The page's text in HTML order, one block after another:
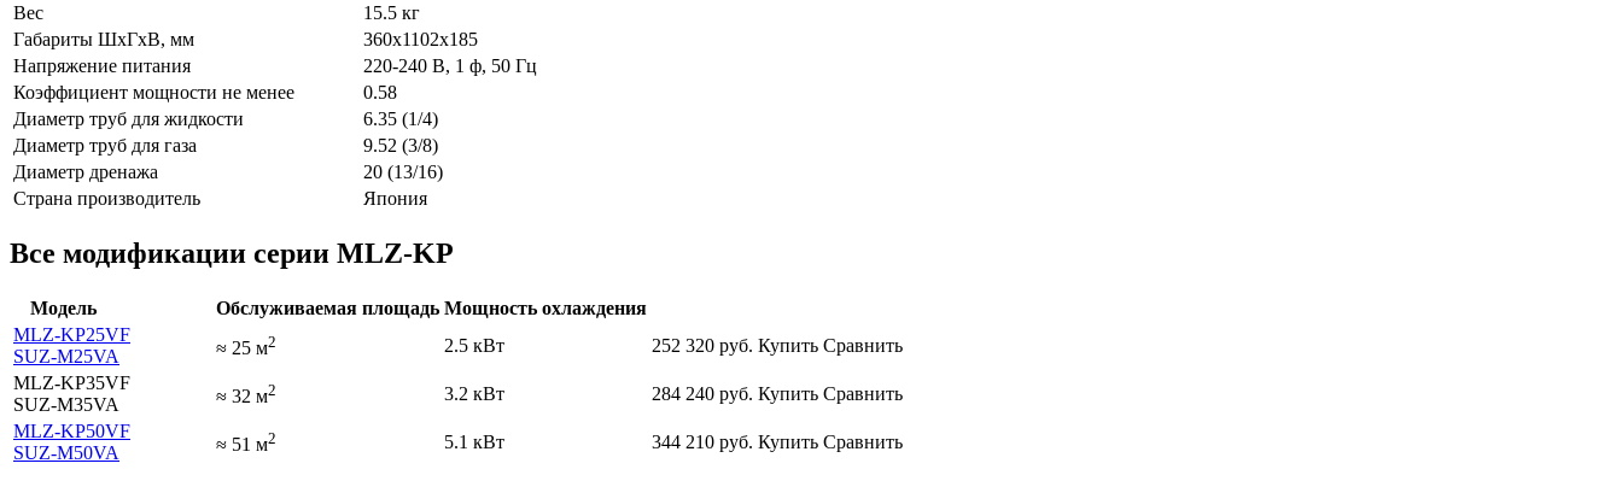
Вес
15.5 кг
Габариты ШхГхВ, мм
360x1102x185
Напряжение питания
220-240 В, 1 ф, 50 Гц
Коэффициент мощности не менее
0.58
Диаметр труб для жидкости
6.35 (1/4)
Диаметр труб для газа
9.52 (3/8)
Диаметр дренажа
20 (13/16)
Страна производитель
Япония
Все модификации серии MLZ-KP
Модель Обслуживаемая площадь Мощность охлаждения
MLZ-KP25VF
SUZ-M25VA
≈ 25 м2 2.5 кВт 252 320 руб. Купить Сравнить
MLZ-KP35VF
SUZ-M35VA
≈ 32 м2 3.2 кВт 284 240 руб. Купить Сравнить
MLZ-KP50VF
SUZ-M50VA
≈ 51 м2 5.1 кВт 344 210 руб. Купить Сравнить